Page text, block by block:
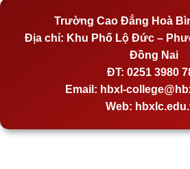
Trường Cao Đẳng Hoà
Địa chỉ: Khu Phố Lộ Đức –
Đồng Nai
ĐT: 0251 3980
Email: hbxl-
Web: